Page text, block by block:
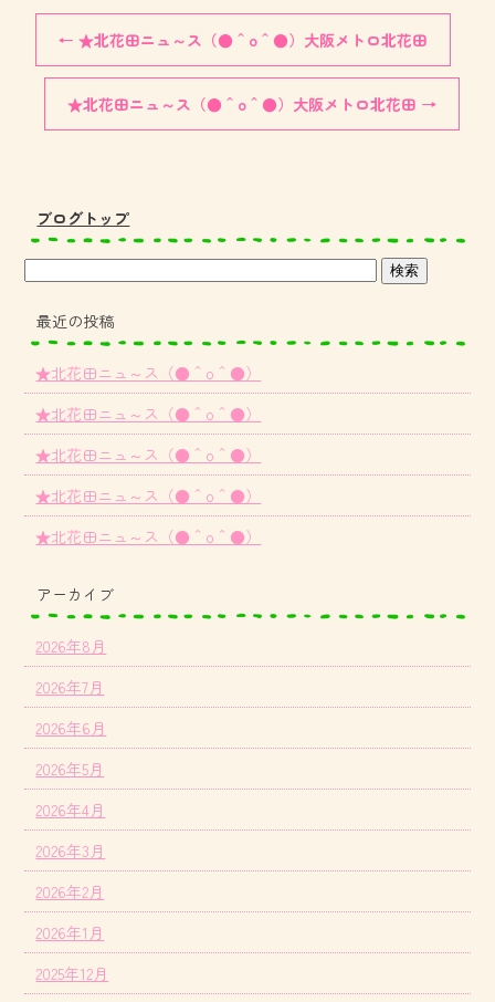
← ★北花田ニュ～ス（●＾o＾●）大阪メトロ北花田
★北花田ニュ～ス（●＾o＾●）大阪メトロ北花田 →
ブログトップ
最近の投稿
★北花田ニュ～ス（●＾o＾●）
★北花田ニュ～ス（●＾o＾●）
★北花田ニュ～ス（●＾o＾●）
★北花田ニュ～ス（●＾o＾●）
★北花田ニュ～ス（●＾o＾●）
アーカイブ
2026年8月
2026年7月
2026年6月
2026年5月
2026年4月
2026年3月
2026年2月
2026年1月
2025年12月